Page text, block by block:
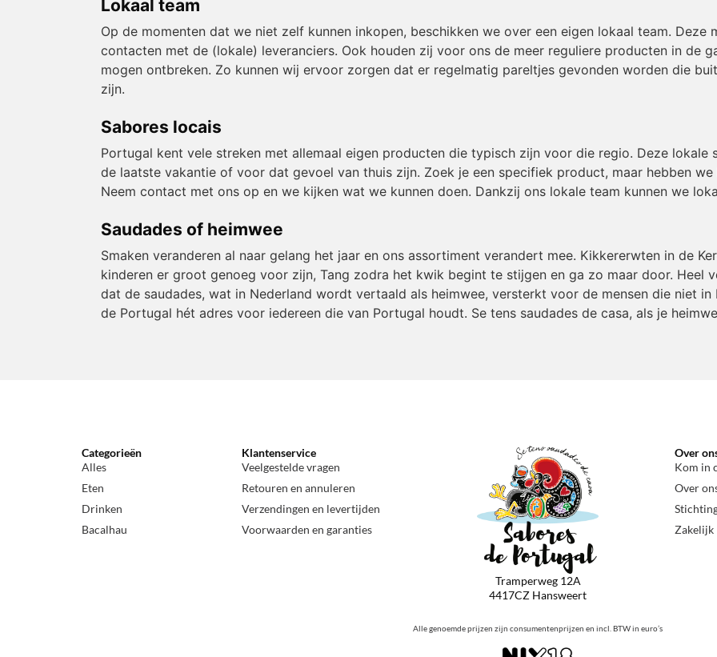
Lokaal team
Op de momenten dat we niet zelf kunnen inkopen, beschikken we over een eigen lokaal team. Deze
contacten met de (lokale) leveranciers. Ook houden zij voor ons de meer reguliere producten in de
mogen ontbreken. Zo kunnen wij ervoor zorgen dat er regelmatig pareltjes gevonden worden die
zijn.
Sabores locais
Portugal kent vele streken met allemaal eigen producten die typisch zijn voor die regio. Deze lokale
de laatste vakantie of voor dat gevoel van thuis zijn. Zoek je een specifiek product, maar hebben
Neem contact met ons op en we kijken wat we kunnen doen. Dankzij ons lokale team kunnen we
Saudades of heimwee
Smaken veranderen al naar gelang het jaar en ons assortiment verandert mee. Kikkererwten in de
kinderen er groot genoeg voor zijn, Tang zodra het kwik begint te stijgen en ga zo maar door. Heel
dat de saudades, wat in Nederland wordt vertaald als heimwee, versterkt voor de mensen die niet
de Portugal hét adres voor iedereen die van Portugal houdt. Se tens saudades de casa, als je
Categorieën
Alles
Eten
Drinken
Bacalhau
Klantenservice
Veelgestelde vragen
Retouren en annuleren
Verzendingen en levertijden
Voorwaarden en garanties
Tramperweg 12A
4417CZ Hansweert
Alle genoemde prijzen zijn consumentenprijzen en incl. BTW in euro’s
Over
Kom in
Over
Zakelijk